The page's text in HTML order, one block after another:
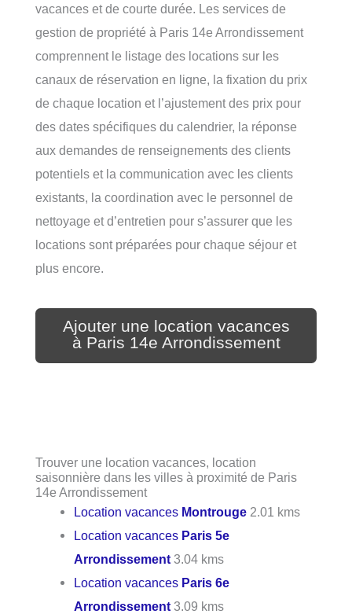
vacances et de courte durée. Les services de
gestion de propriété à Paris 14e Arrondissement
comprennent le listage des locations sur les
canaux de réservation en ligne, la fixation du prix
de chaque location et l’ajustement des prix pour
des dates spécifiques du calendrier, la réponse
aux demandes de renseignements des clients
potentiels et la communication avec les clients
existants, la coordination avec le personnel de
nettoyage et d’entretien pour s’assurer que les
locations sont préparées pour chaque séjour et
plus encore.
Ajouter une location vacances
à Paris 14e Arrondissement
Trouver une location vacances, location
saisonnière dans les villes à proximité de Paris
14e Arrondissement
Location vacances Montrouge 2.01 kms
Location vacances Paris 5e
Arrondissement 3.04 kms
Location vacances Paris 6e
Arrondissement 3.09 kms